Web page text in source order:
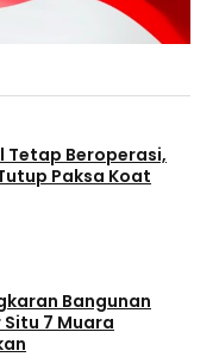
Tetap Beroperasi,
Paksa Koat
Bangunan
7 Muara